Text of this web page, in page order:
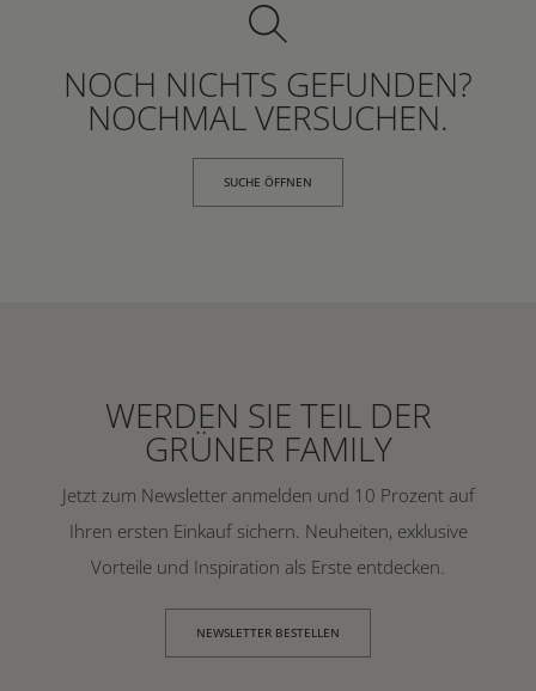
NOCH NICHTS GEFUNDEN?
NOCHMAL VERSUCHEN.
SUCHE ÖFFNEN
WERDEN SIE TEIL DER
GRÜNER FAMILY
Jetzt zum Newsletter anmelden und 10 Prozent auf
Ihren ersten Einkauf sichern. Neuheiten, exklusive
Vorteile und Inspiration als Erste entdecken.
NEWSLETTER BESTELLEN